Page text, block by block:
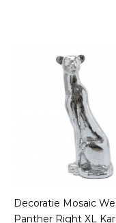
Decoratie Mosaic
Panther Right XL